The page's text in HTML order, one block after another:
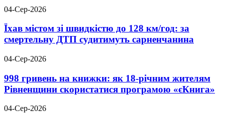
04-Сер-2026
Їхав містом зі швидкістю до 128 км/год: за
смертельну ДТП судитимуть сарненчанина
04-Сер-2026
998 гривень на книжки: як 18-річним жителям
Рівненщини скористатися програмою «єКнига»
04-Сер-2026